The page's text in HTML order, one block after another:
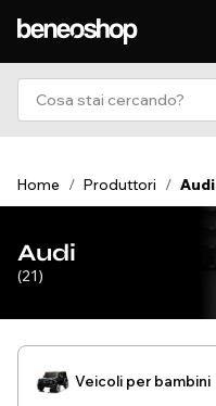
Home / Produttori / Audi
Audi
(21)
Veicoli per bambini